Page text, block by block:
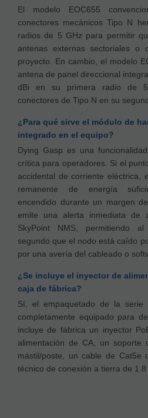
El modelo EOC655
conectores mecánicos Tipo N
radios de 5 GHz para permitir
antenas externas sectoriales o
proyecto. En cambio, el modelo
antena de panel direccional
dBi en su primera radio de 5
conectores de Tipo N en su
¿Para qué sirve el módulo de
integrado en el equipo?
Dying Gasp es una
crítica para operadores. Si el
accidental de corriente eléctrica,
remanente de energía
encendido durante un margen
emite una alerta inmediata de
SkyPoint NMS, permitiendo
segundo que el nodo está caído
por una avería del cableado o
¿Se incluye el inyector de
caja de fábrica?
Sí, el empaquetado de la serie
completamente equipado para
incluye de fábrica un inyector
alimentación de CA, un soporte
mástil/poste, un cable de Cat5e
técnico de conexión a tierra de 1.8